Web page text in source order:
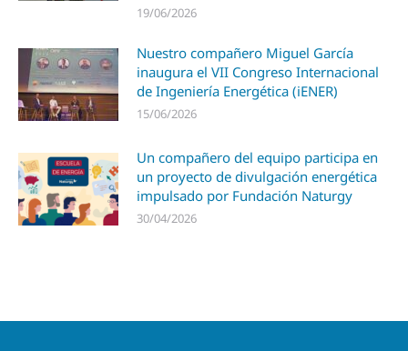
19/06/2026
Nuestro compañero Miguel García
inaugura el VII Congreso Internacional
de Ingeniería Energética (iENER)
15/06/2026
Un compañero del equipo participa en
un proyecto de divulgación energética
impulsado por Fundación Naturgy
30/04/2026